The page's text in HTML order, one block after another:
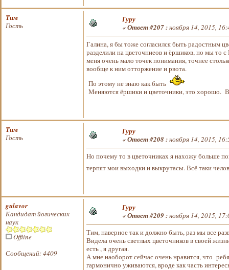
Тим
Гость
Гуру
«Ответ #207 :ноября 14, 2015,
Галина, я бы тоже согласился быть
разделили на цветочниеов и ёршиков, но мы
меня очень мало точек понимания, точнее
вообще к ним отторжение и рвота.
По этому не знаю как быть
Меняются ёршики и цветочники, это хорошо.
Тим
Гость
Гуру
«Ответ #208 :ноября 14, 2015,
Но почему то в цветочниках я нахожу больше
терпят мои выходки и выкрутасы. Всё таки
gulavor
Кандидат йогических
наук
Offline
Сообщений: 4409
Гуру
«Ответ #209 :ноября 14, 2015,
Тим, наверное так и должно быть, раз мы все
Видела очень светлых цветочников в своей
есть , я другая.
А мне наоборот сейчас очень нравится, что
гармонично уживаются, вроде как часть